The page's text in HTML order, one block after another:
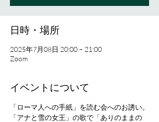
日時・場所
2025年7月08日 20:00 – 21:00
Zoom
イベントについて
「ローマ人への手紙」を読む会へのお誘い。
「アナと雪の女王」の歌で「ありのままの